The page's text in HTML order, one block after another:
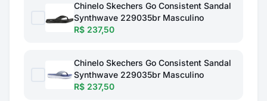
Chinelo Skechers Go Consistent Sandal
Synthwave 229035br Masculino
R$ 237,50
Chinelo Skechers Go Consistent Sandal
Synthwave 229035br Masculino
R$ 237,50